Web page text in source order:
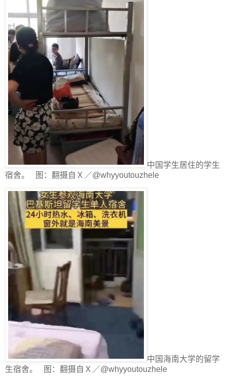
中国学生居住的学生
宿舍。 图：翻摄自Ｘ／@whyyoutouzhele
中国海南大学的留学
生宿舍。 图：翻摄自Ｘ／@whyyoutouzhele